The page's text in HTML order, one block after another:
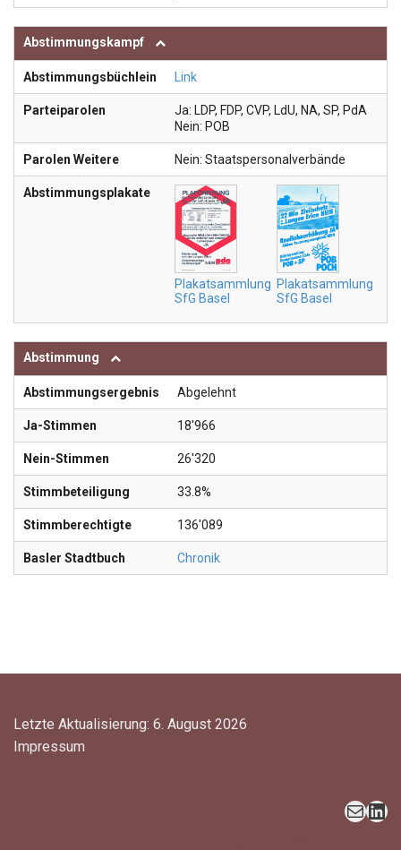
Abstimmungskampf
Abstimmungsbüchlein Link
Parteiparolen
Ja: LDP, FDP, CVP, LdU, NA, SP, PdA
Nein: POB
Parolen Weitere Nein: Staatspersonalverbände
Abstimmungsplakate
Plakatsammlung
SfG Basel
Plakatsammlung
SfG Basel
Abstimmung
Abstimmungsergebnis Abgelehnt
Ja-Stimmen 18'966
Nein-Stimmen 26'320
Stimmbeteiligung 33.8%
Stimmberechtigte 136'089
Basler Stadtbuch Chronik
Letzte Aktualisierung: 6. August 2026
Impressum